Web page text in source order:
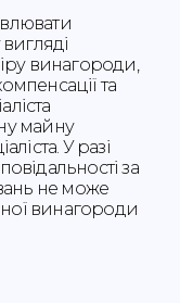
вигляді
винагороди,
та
майну
У разі
за
не може
винагороди